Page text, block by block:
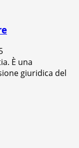
È una
giuridica del